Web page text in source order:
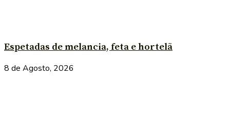
Espetadas de melancia, feta e hortelã
8 de Agosto, 2026